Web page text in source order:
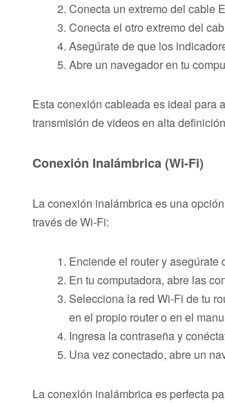
Conecta un extremo del cable
Conecta el otro extremo del
Asegúrate de que los
Abre un navegador en tu
Esta conexión cableada es ideal para
transmisión de videos en alta
Conexión Inalámbrica (Wi-Fi)
La conexión inalámbrica es una
través de Wi-Fi:
Enciende el router y
En tu computadora, abre las
Selecciona la red Wi-Fi de tu
en el propio router o en el
Ingresa la contraseña y
Una vez conectado, abre un
La conexión inalámbrica es perfecta